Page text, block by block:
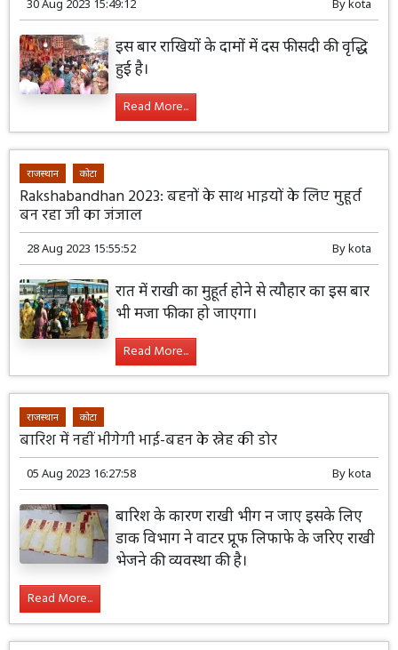
30 Aug 2023 15:49:12 Bykota
इस बार राखियों के दामों में दस फीसदी की वृद्धि
हुई है।
Read More...
राजस्थान कोटा
Rakshabandhan 2023: बहनों के साथ भाइयों के लिए मुहूर्त
बन रहा जी का जंजाल
28 Aug 2023 15:55:52 Bykota
रात में राखी का मुहूर्त होने से त्यौहार का इस बार
भी मजा फीका हो जाएगा।
Read More...
राजस्थान कोटा
बारिश में नहीं भीगेगी भाई-बहन के स्नेह की डोर
05 Aug 2023 16:27:58 Bykota
बारिश के कारण राखी भीग न जाए इसके लिए
डाक विभाग ने वाटर प्रूफ लिफाफे के जरिए राखी
भेजने की व्यवस्था की है।
Read More...